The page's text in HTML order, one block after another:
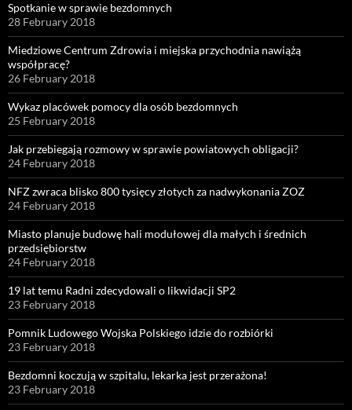
Spotkanie w sprawie bezdomnych
28 February 2018
Miedziowe Centrum Zdrowia i miejska przychodnia nawiążą
współpracę?
26 February 2018
Wykaz placówek pomocy dla osób bezdomnych
25 February 2018
Jak przebiegają rozmowy w sprawie powiatowych obligacji?
24 February 2018
NFZ zwraca blisko 800 tysięcy złotych za nadwykonania ZOZ
24 February 2018
Miasto planuje budowę hali modułowej dla małych i średnich
przedsiębiorstw
24 February 2018
19 lat temu Radni zdecydowali o likwidacji SP2
23 February 2018
Pomnik Ludowego Wojska Polskiego idzie do rozbiórki
23 February 2018
Bezdomni koczują w szpitalu, lekarka jest przerażona!
23 February 2018